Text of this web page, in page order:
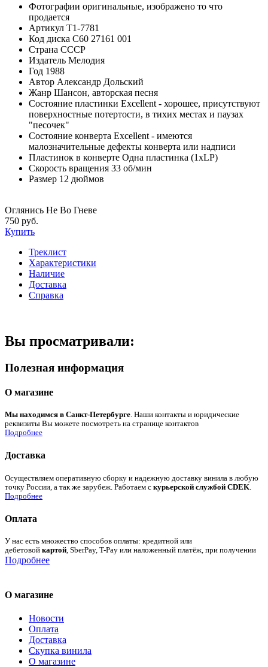
Фотографии оригинальные, изображено то что
продается
Артикул T1-7781
Код диска С60 27161 001
Страна СССР
Издатель Мелодия
Год 1988
Автор Александр Дольский
Жанр Шансон, авторская песня
Состояние пластинки Excellent - хорошее, присутствуют
поверхностные потертости, в тихих местах и паузах
"песочек"
Состояние конверта Excellent - имеются
малозначительные дефекты конверта или надписи
Пластинок в конверте Одна пластинка (1xLP)
Скорость вращения 33 об/мин
Размер 12 дюймов
Оглянись Не Во Гневе
750 руб.
Купить
Треклист
Характеристики
Наличие
Доставка
Справка
Вы просматривали:
Полезная информация
О магазине
Мы находимся в Санкт-Петербурге. Наши контакты и юридические
реквизиты Вы можете посмотреть на странице контактов
Подробнее
Доставка
Осуществляем оперативную сборку и надежную доставку винила в любую
точку России, а так же зарубеж. Работаем с курьерской службой CDEK
Подробнее
Оплата
У нас есть множество способов оплаты: кредитной или
дебетовой картой, SberPay, T-Pay или наложенный платёж, при получении
Подробнее
О магазине
Новости
Оплата
Доставка
Скупка винила
О магазине